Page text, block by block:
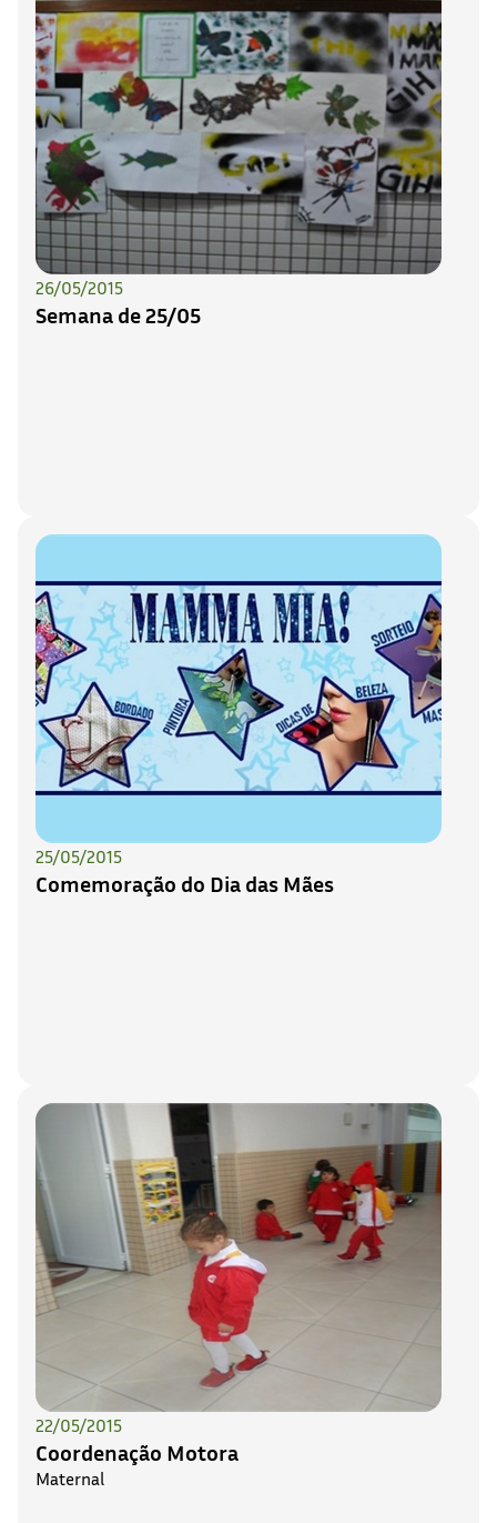
26/05/2015
Semana de 25/05
25/05/2015
Comemoração do Dia das Mães
22/05/2015
Coordenação Motora
Maternal